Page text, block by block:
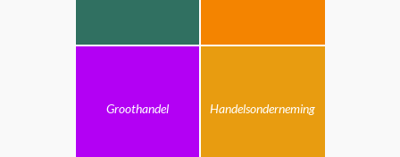
Groothandel Handelsonderneming